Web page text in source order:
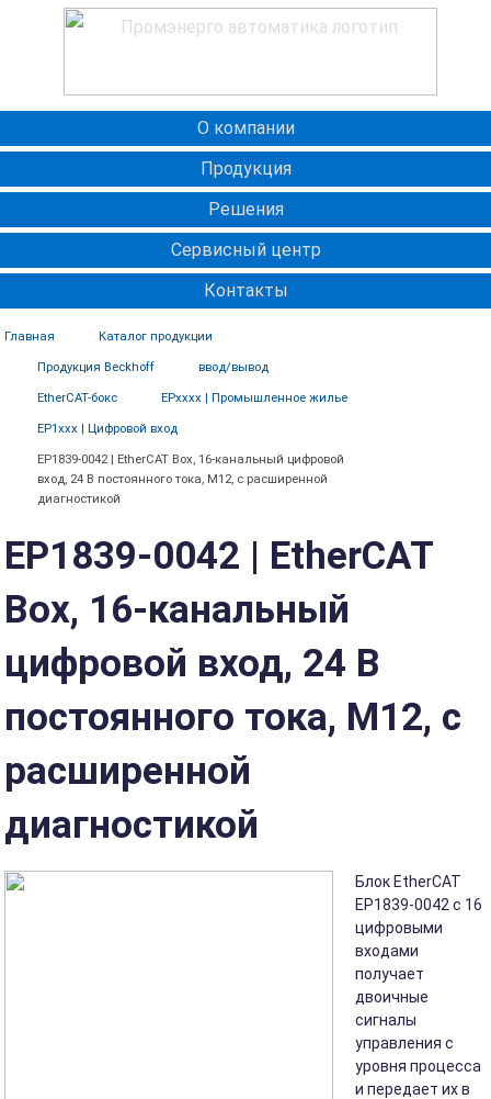
О компании
Продукция
Решения
Сервисный центр
Контакты
Главная Каталог продукции
Продукция Beckhoff ввод/вывод
EtherCAT-бокс EPxxxx | Промышленное жилье
EP1xxx | Цифровой вход
ЕР1839-0042 | EtherCAT Box, 16-канальный цифровой
вход, 24 В постоянного тока, M12, с расширенной
диагностикой
ЕР1839-0042 | EtherCAT
Box, 16-канальный
цифровой вход, 24 В
постоянного тока, M12, с
расширенной
диагностикой
Блок EtherCAT
EP1839-0042 с 16
цифровыми
входами
получает
двоичные
сигналы
управления с
уровня процесса
и передает их в